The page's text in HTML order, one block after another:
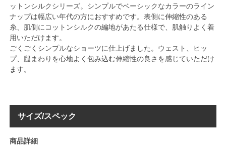
ットンシルクシリーズ。シンプルでベーシックなカラーのライン
ナップは幅広い年代の方におすすめです。表側に伸縮性のある
糸、肌側にコットンシルクの編地があたる仕様で、肌触りよく着
用いただけます。
ごくごくシンプルなショーツに仕上げました。ウェスト、ヒッ
プ、腿まわりを心地よく包み込む伸縮性の良さを感じていただけ
ます。
サイズ/スペック
商品詳細